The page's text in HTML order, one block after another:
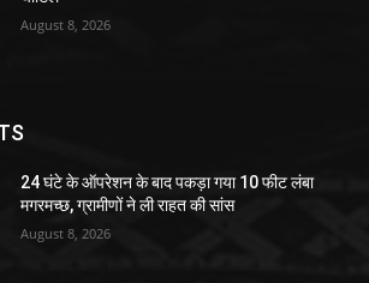
August 8, 2026
24 घंटे के ऑपरेशन के बाद पकड़ा गया 10 फीट लंबा
मगरमच्छ, ग्रामीणों ने ली राहत की सांस
August 8, 2026